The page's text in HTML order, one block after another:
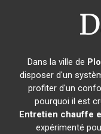
Dans la ville de
disposer d'un
profiter d'un
pourquoi il est
Entretien chauffe
expérimenté